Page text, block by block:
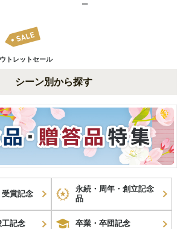
ー
トレットセール
シーン別から探す
賞記念
永続・周年・創立記念
品
工記念 卒業・卒団記念